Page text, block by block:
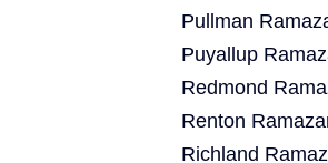
Pullman
Puyallup
Redmond
Renton
Richland